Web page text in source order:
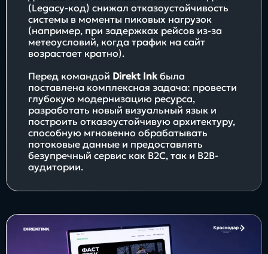
(Legacy-код) снижал отказоустойчивость
системы в моменты пиковых нагрузок
(например, при задержках рейсов из-за
метеоусловий, когда трафик на сайт
возрастает кратно).
Перед командой Direkt Inkбыла
поставлена комплексная задача: провести
глубокую модернизацию ресурса,
разработать новый визуальный язык и
построить отказоустойчивую архитектуру,
способную мгновенно обрабатывать
потоковые данные и предоставлять
безупречный сервис как B2C, так и B2B-
аудитории.